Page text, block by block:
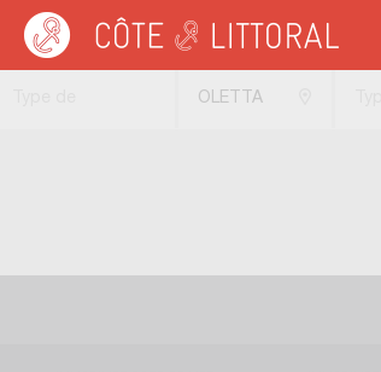
Côte & Littoral > immobilier vue mer>Propriétés vue mer
OLETTA